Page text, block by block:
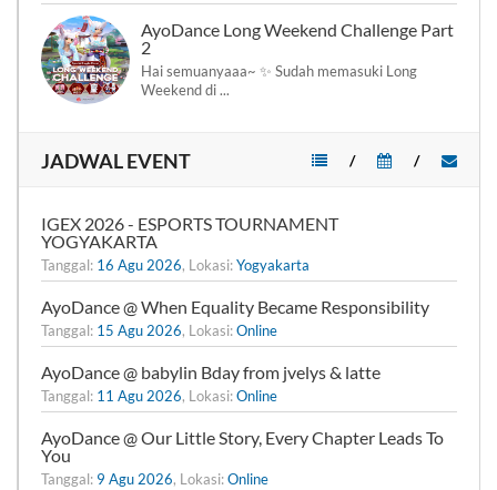
AyoDance Long Weekend Challenge Part
2
Hai semuanyaaa~ ✨ Sudah memasuki Long
Weekend di ...
JADWAL EVENT /
/
IGEX 2026 - ESPORTS TOURNAMENT
YOGYAKARTA
Tanggal: 16 Agu 2026, Lokasi:Yogyakarta
AyoDance @ When Equality Became Responsibility
Tanggal: 15 Agu 2026, Lokasi:Online
AyoDance @ babylin Bday from jvelys & latte
Tanggal: 11 Agu 2026, Lokasi:Online
AyoDance @ Our Little Story, Every Chapter Leads To
You
Tanggal: 9 Agu 2026, Lokasi:Online